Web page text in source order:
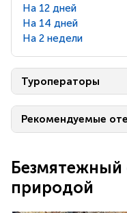
На 12 дней
На 14 дней
На 2 недели
Туроператоры
Рекомендуемые
Безмятежный
природой